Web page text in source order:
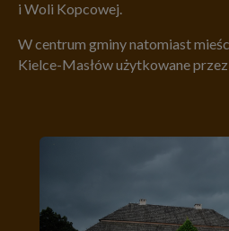
i Woli Kopcowej.
W centrum gminy natomiast
Kielce-Masłów użytkowane